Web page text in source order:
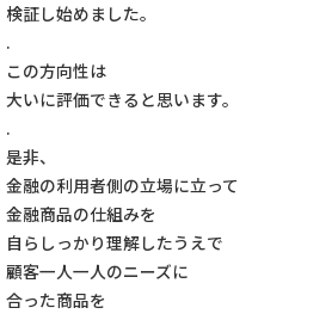
検証し始めました。
.
この方向性は
大いに評価できると思います。
.
是非、
金融の利用者側の立場に立って
金融商品の仕組みを
自らしっかり理解したうえで
顧客一人一人のニーズに
合った商品を